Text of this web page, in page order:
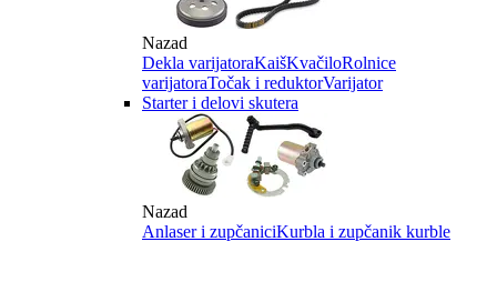
Nazad
Dekla varijatoraKaišKvačiloRolnice
varijatoraTočak i reduktorVarijator
Starter i delovi skutera
Nazad
Anlaser i zupčaniciKurbla i zupčanik kurble